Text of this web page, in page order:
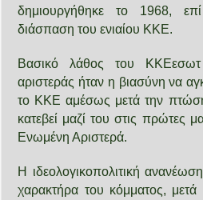
δημιουργήθηκε το 1968,
διάσπαση του ενιαίου ΚΚΕ.
Βασικό λάθος του ΚΚΕεσωτ
αριστεράς ήταν η βιασύνη να
το ΚΚΕ αμέσως μετά την πτώση
κατεβεί μαζί του στις πρώτες
Ενωμένη Αριστερά.
Η ιδεολογικοπολιτική
χαρακτήρα του κόμματος,